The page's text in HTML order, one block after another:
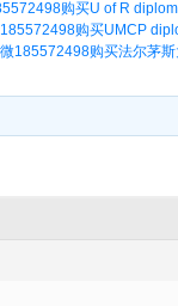
购买U of R
购买UMCP
185572498购买法尔茅